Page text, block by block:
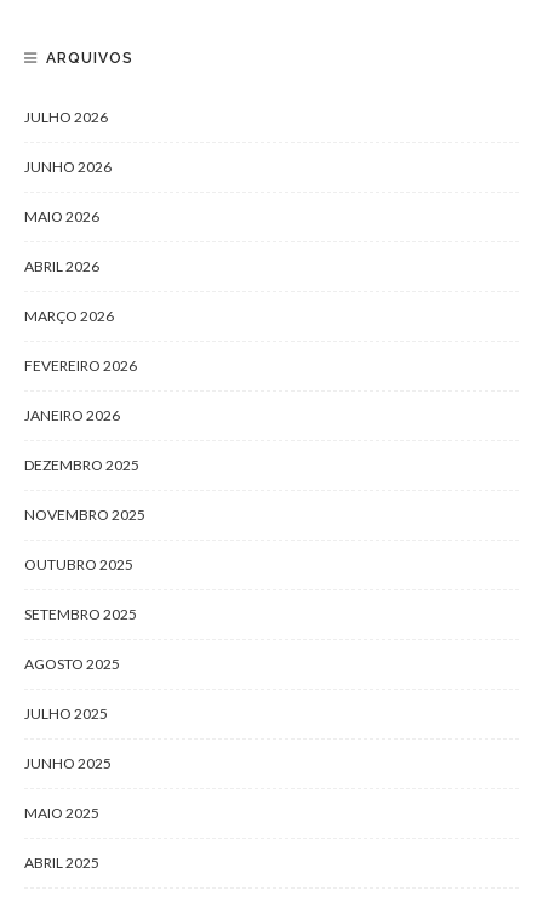
ARQUIVOS
JULHO 2026
JUNHO 2026
MAIO 2026
ABRIL 2026
MARÇO 2026
FEVEREIRO 2026
JANEIRO 2026
DEZEMBRO 2025
NOVEMBRO 2025
OUTUBRO 2025
SETEMBRO 2025
AGOSTO 2025
JULHO 2025
JUNHO 2025
MAIO 2025
ABRIL 2025